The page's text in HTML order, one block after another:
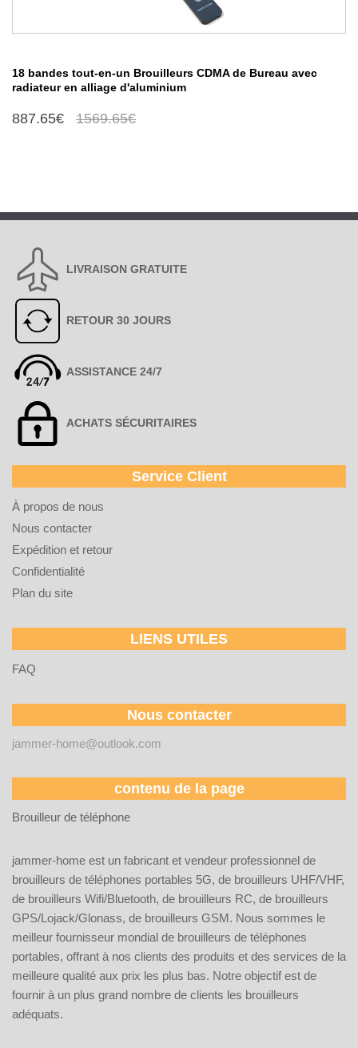
18 bandes tout-en-un Brouilleurs CDMA de Bureau avec
radiateur en alliage d'aluminium
887.65€ 1569.65€
LIVRAISON GRATUITE
RETOUR 30 JOURS
ASSISTANCE 24/7
ACHATS SÉCURITAIRES
Service Client
À propos de nous
Nous contacter
Expédition et retour
Confidentialité
Plan du site
LIENS UTILES
FAQ
Nous contacter
jammer-home@outlook.com
contenu de la page
Brouilleur de téléphone
jammer-home est un fabricant et vendeur professionnel de
brouilleurs de téléphones portables 5G, de brouilleurs UHF/VHF,
de brouilleurs Wifi/Bluetooth, de brouilleurs RC, de brouilleurs
GPS/Lojack/Glonass, de brouilleurs GSM. Nous sommes le
meilleur fournisseur mondial de brouilleurs de téléphones
portables, offrant à nos clients des produits et des services de la
meilleure qualité aux prix les plus bas. Notre objectif est de
fournir à un plus grand nombre de clients les brouilleurs
adéquats.